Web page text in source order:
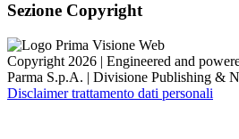
Sezione Copyright
Copyright 2026 | Engineered and
Parma S.p.A. | Divisione Publishing &
Disclaimer trattamento dati personali